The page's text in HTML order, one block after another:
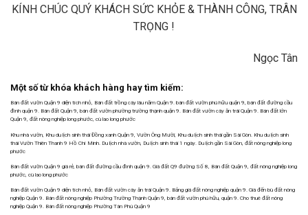
KÍNH CHÚC QUÝ KHÁCH SỨC KHỎE & THÀNH CÔNG, TRÂN
TRỌNG !
Ngọc Tân
Một số từ khóa khách hàng hay tìm kiếm:
Bán đất vườn Quận 9 diện tích nhỏ, Bán đất trồng cây lâu năm Quận 9. bán đất vườn phú hữu quận 9, bán đất đường cầu
đình quận 9. Bán đất Quận 9, bán đất vườn phường trường thạnh quận 9. Bán đất vườn cây ăn trái Quận 9. Bán đất lớn
Quận 9, đất nông nghiệp long phước, cù lao long phước
Khu nhà vườn, Khu du lịch sinh thái Đồng xanh Quận 9, Vườn Ông Mười, Khu du lịch sinh thái gần Sài Gòn. Khu du lịch sinh
thái Vườn Thiên Thanh 9 Hồ Chí Minh. Du lịch nhà vườn, Du lịch sinh thái 1 ngày. Du lịch gần Sài Gòn, đất nông nghiệp long
phước
Bán đất vườn Quận 9 giá rẻ, bán đất đường cầu đình quận 9. Giá đất Q9 đường Số 8, Bán đất Quận 9, đất nông nghiệp long
phước, cù lao long phước
Bán đất vườn Quận 9 diện tích nhỏ, Bán đất vườn cây ăn trái Quận 9. Bảng giá đất nông nghiệp quận 9. Giá đến bù đất nông
nghiệp Quận 9. Bán đất nông nghiệp Phường Trường Thạnh Quận 9, bán đất vườn phú hữu, quận 9. Cho thuê đất nông
nghiệp Quận 9. Bán đất nông nghiệp Phường Tân Phú Quận 9